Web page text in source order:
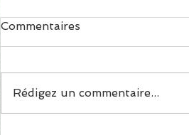
Commentaires
Rédigez un commentaire...